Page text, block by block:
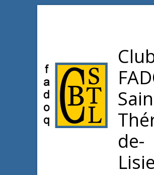
de-